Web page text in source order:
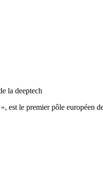
la deeptech
est le premier pôle européen